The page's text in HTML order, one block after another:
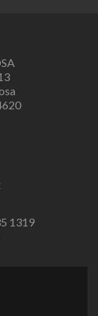
1319